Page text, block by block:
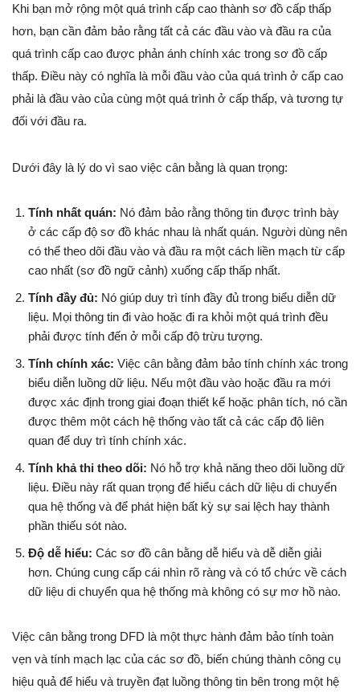
Khi bạn mở rộng một quá trình cấp cao thành sơ đồ cấp thấp
hơn, bạn cần đảm bảo rằng tất cả các đầu vào và đầu ra của
quá trình cấp cao được phản ánh chính xác trong sơ đồ cấp
thấp. Điều này có nghĩa là mỗi đầu vào của quá trình ở cấp cao
phải là đầu vào của cùng một quá trình ở cấp thấp, và tương tự
đối với đầu ra.
Dưới đây là lý do vì sao việc cân bằng là quan trọng:
Tính nhất quán: Nó đảm bảo rằng thông tin được trình bày
ở các cấp độ sơ đồ khác nhau là nhất quán. Người dùng nên
có thể theo dõi đầu vào và đầu ra một cách liền mạch từ cấp
cao nhất (sơ đồ ngữ cảnh) xuống cấp thấp nhất.
Tính đầy đủ: Nó giúp duy trì tính đầy đủ trong biểu diễn dữ
liệu. Mọi thông tin đi vào hoặc đi ra khỏi một quá trình đều
phải được tính đến ở mỗi cấp độ trừu tượng.
Tính chính xác: Việc cân bằng đảm bảo tính chính xác trong
biểu diễn luồng dữ liệu. Nếu một đầu vào hoặc đầu ra mới
được xác định trong giai đoạn thiết kế hoặc phân tích, nó cần
được thêm một cách hệ thống vào tất cả các cấp độ liên
quan để duy trì tính chính xác.
Tính khả thi theo dõi: Nó hỗ trợ khả năng theo dõi luồng dữ
liệu. Điều này rất quan trọng để hiểu cách dữ liệu di chuyển
qua hệ thống và để phát hiện bất kỳ sự sai lệch hay thành
phần thiếu sót nào.
Độ dễ hiểu: Các sơ đồ cân bằng dễ hiểu và dễ diễn giải
hơn. Chúng cung cấp cái nhìn rõ ràng và có tổ chức về cách
dữ liệu di chuyển qua hệ thống mà không có sự mơ hồ nào.
Việc cân bằng trong DFD là một thực hành đảm bảo tính toàn
vẹn và tính mạch lạc của các sơ đồ, biến chúng thành công cụ
hiệu quả để hiểu và truyền đạt luồng thông tin bên trong một hệ